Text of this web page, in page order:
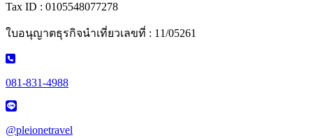
Tax ID : 0105548077278
ใบอนุญาตธุรกิจนำเที่ยวเลขที่ : 11/05261
081-831-4988
@pleionetravel